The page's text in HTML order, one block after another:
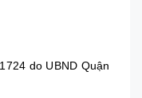
do UBND Quận